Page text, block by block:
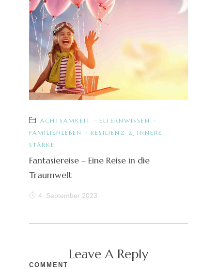
ACHTSAMKEIT · ELTERNWISSEN
·
FAMILIENLEBEN
· RESILIENZ & INNERE
STÄRKE
Fantasiereise – Eine Reise in die
Traumwelt
4. September 2023
Leave A Reply
COMMENT